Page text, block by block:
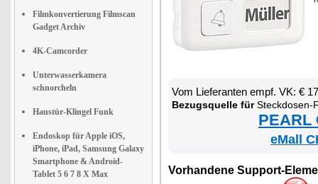
Filmkonvertierung Filmscan
Gadget Archiv
4K-Camcorder
Unterwasserkamera
schnorcheln
Haustür-Klingel Funk
Endoskop für Apple iOS,
iPhone, iPad, Samsung Galaxy
Smartphone & Android-
Tablet 5 6 7 8 X Max
Vom Lie­fe­ran­ten empf. VK: €
Be­zugs­quel­le fürSteck­do­sen-Funk­klin­gel mit
PEARL
eMall
Vor­han­de­ne Sup­port-